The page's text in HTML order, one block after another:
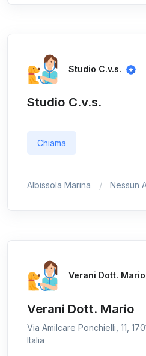
Studio C.v.s.
Studio C.v.s.
Chiama
Albissola Marina Nessun
Verani Dott. Mario
Verani Dott. Mario
Via Amilcare Ponchielli, 11,
Italia